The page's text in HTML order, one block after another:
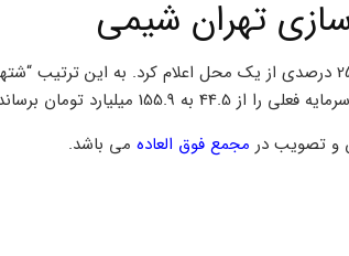
، شرکت داروسازی تهران شیمی برنامه افزایش سرمایه 250 درصدی از یک محل اعلام کرد. به این ترتیب
تومان برساند.
و تصویب در مجمع فوق العاده می باشد.